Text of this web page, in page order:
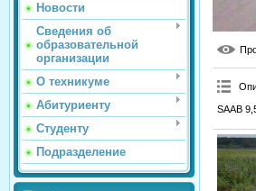
Новости
Сведения об
образовательной
организации
О техникуме
Абитуриенту
Студенту
Подразделение
SAAB